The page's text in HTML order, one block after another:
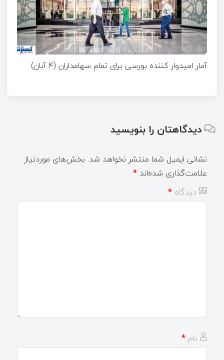
آمار امیدوار کننده بورسی برای تمام سهامداران (۴ آبان)
دیدگاهتان را بنویسید
نشانی ایمیل شما منتشر نخواهد شد. بخش‌های موردنیاز
علامت‌گذاری شده‌اند *
دیدگاه *
نام *